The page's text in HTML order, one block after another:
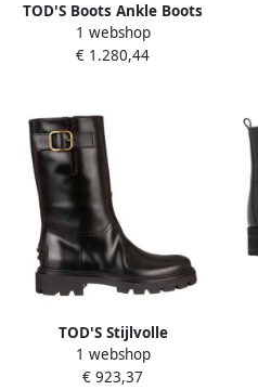
TOD'S Boots Ankle Boots
With Decorative Studs in
zwart
1 webshop
€ 1.280,44
TOD'S Stijlvolle
Xxw08J0Hl80Rbt B999
Sneakers Black Dames
1 webshop
€ 923,37